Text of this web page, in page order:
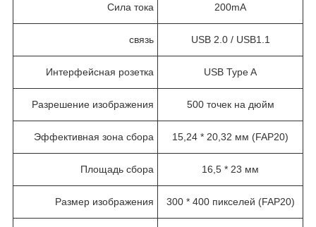
Сила тока 200mA
связь USB 2.0 / USB1.1
Интерфейсная розетка USB Type A
Разрешение изображения 500 точек на дюйм
Эффективная зона сбора 15,24 * 20,32 мм (FAP20)
Площадь сбора 16,5 * 23 мм
Размер изображения 300 * 400 пикселей (FAP20)